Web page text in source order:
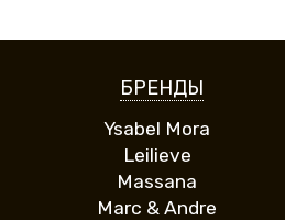
БРЕНДЫ
Ysabel Mora
Leilieve
Massana
Marc & Andre